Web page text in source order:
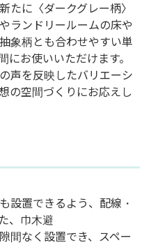
たに〈ダークグレー柄〉
ランドリールームの床や
象柄とも合わせやすい単
お使いいただけます。
声を反映したバリエーシ
の空間づくりにお応えし
設置できるよう、配線・
、巾木避
間なく設置でき、スペー